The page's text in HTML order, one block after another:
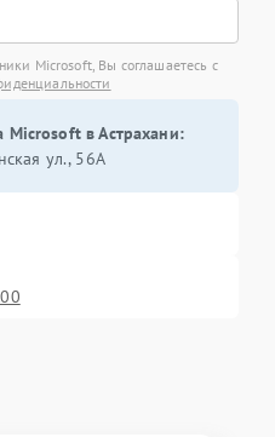
Microsoft, Вы соглашаетесь с
Microsoft в Астрахани:
ул., 56А